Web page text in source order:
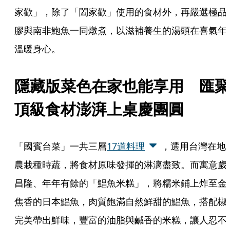
家歡」，除了「闔家歡」使用的食材外，再嚴選極品
膠與南非鮑魚一同燉煮，以滋補養生的湯頭在喜氣年
溫暖身心。
隱藏版菜色在家也能享用　匯聚
頂級食材澎湃上桌慶團圓
「國賓台菜」一共三層17道料理
，選用台灣在地
農栽種時蔬，將食材原味發揮的淋漓盡致。而寓意歲
昌隆、年年有餘的「鯧魚米糕」，將糯米鋪上炸至金
焦香的日本鯧魚，肉質飽滿自然鮮甜的鯧魚，搭配椒
完美帶出鮮味，豐富的油脂與鹹香的米糕，讓人忍不